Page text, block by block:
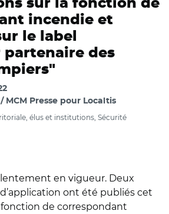
sur la fonction de
incendie et
le label
des
MCM Presse pour Localtis
élus et institutions, Sécurité
en vigueur. Deux
ont été publiés cet
fonction de correspondant